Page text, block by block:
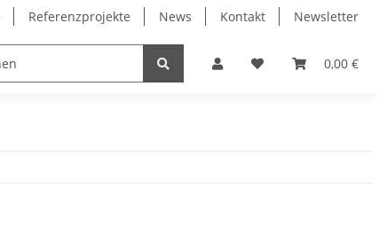
Referenzprojekte News Kontakt Newsletter
0,00 €
Lagertechnik Lineartechnik